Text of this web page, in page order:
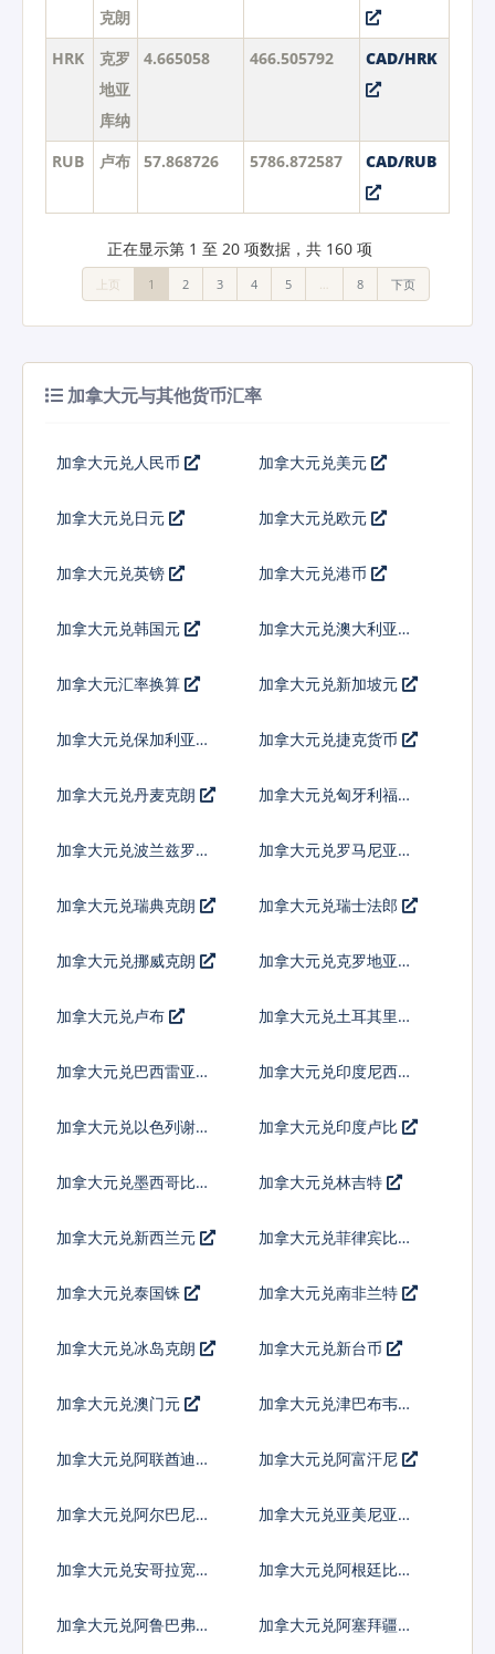
克朗
HRK
克罗
地亚
库纳
4.665058 466.505792 CAD/HRK
RUB 卢布 57.868726 5786.872587 CAD/RUB
正在显示第 1 至 20 项数据，共 160 项
上页 1 2 3 4 5 8 下页
加拿大元与其他货币汇率
加拿大元兑人民币 加拿大元兑美元
加拿大元兑日元 加拿大元兑欧元
加拿大元兑英镑 加拿大元兑港币
加拿大元兑韩国元 加拿大元兑澳大利亚元
加拿大元汇率换算 加拿大元兑新加坡元
加拿大元兑保加利亚列
加拿大元兑捷克货币
加拿大元兑丹麦克朗 加拿大元兑匈牙利福林
加拿大元兑波兰兹罗提
加拿大元兑罗马尼亚新
加拿大元兑瑞典克朗 加拿大元兑瑞士法郎
加拿大元兑挪威克朗
加拿大元兑克罗地亚库
加拿大元兑卢布 加拿大元兑土耳其里拉
加拿大元兑巴西雷亚尔
加拿大元兑印度尼西亚
加拿大元兑以色列谢克
加拿大元兑印度卢比
加拿大元兑墨西哥比索 加拿大元兑林吉特
加拿大元兑新西兰元 加拿大元兑菲律宾比索
加拿大元兑泰国铢 加拿大元兑南非兰特
加拿大元兑冰岛克朗 加拿大元兑新台币
加拿大元兑澳门元 加拿大元兑津巴布韦币
加拿大元兑阿联酋迪拉
加拿大元兑阿富汗尼
加拿大元兑阿尔巴尼亚
加拿大元兑亚美尼亚德
加拿大元兑安哥拉宽扎 加拿大元兑阿根廷比索
加拿大元兑阿鲁巴弗罗
加拿大元兑阿塞拜疆马